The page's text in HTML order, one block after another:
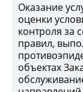
Оказание
оценки
контроля за
правил,
объектах